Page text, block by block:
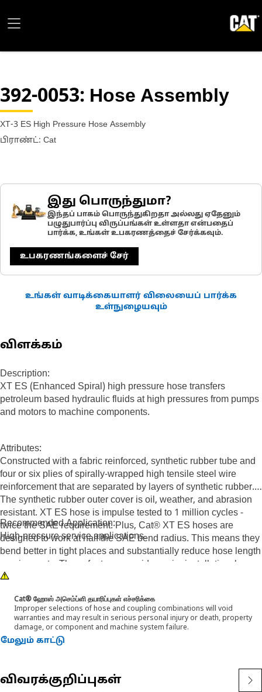
392-0053: Hose Assembly
XT-3 ES High Pressure Hose Assembly
பிராண்ட்: Cat
இது பொருந்துமா?
இந்தப் பாகம் பொருந்துகிறதா அல்லது ஏதேனும்
பழுதுபார்ப்பு விருப்பங்கள் உள்ளதா என்பதைப்
பார்க்க, உங்கள் உபகரணத்தைச் சேர்க்கவும்.
உபகரணங்களைச் சேர்
உங்கள் வாடிக்கையாளர் விலையைப் பார்க்க
உள்நுழையவும்
விளக்கம்
Description:
XT ES (Enhanced Spiral) high pressure hose transfers
petroleum based hydraulic fluids at high pressures from pumps
and motors to machine components.
Attributes:
Constructed with a fabric reinforced, synthetic rubber tube and
four or six plies of spirally-wrapped high tensile steel wire
reinforcement that are separated by layers of synthetic rubber.
The synthetic rubber outer cover is oil, weather, and abrasion
resistant. XT ES hose is impulse tested to 1 million cycles -
twice the SAE requirement. Plus, Cat® XT ES hoses are
designed to work at half the SAE bend radius. This means they
bend better in tight places and substantially reduce hose length
requirements. These features provide easier installation, long
life and excellent dependability.
Recommended Application:
High-pressure service applications.
Cat® ஹோஸ் அசெம்ப்ளி தயாரிப்புகள் எச்சரிக்கை
Improper selections of hose and coupling combinations will void
warranties and may result in serious personal injury or death, property
damage, or component and machine system failure.
மேலும் காட்டு
விவரக்குறிப்புகள்